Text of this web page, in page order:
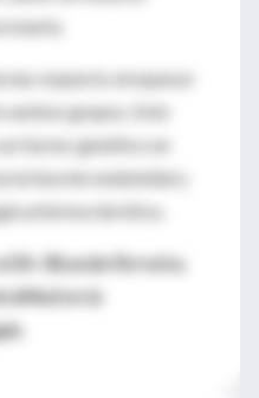
respecto al espesor
ambos grupos. Este
factor genético en
la función endotelial y
arteriosclerótica.
Dr. Ricardo Ferreira,
en la